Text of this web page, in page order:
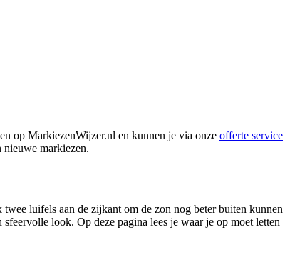
op MarkiezenWijzer.nl en kunnen je via onze offerte service
nieuwe markiezen.
luifels aan de zijkant om de zon nog beter buiten kunnen
look. Op deze pagina lees je waar je op moet letten